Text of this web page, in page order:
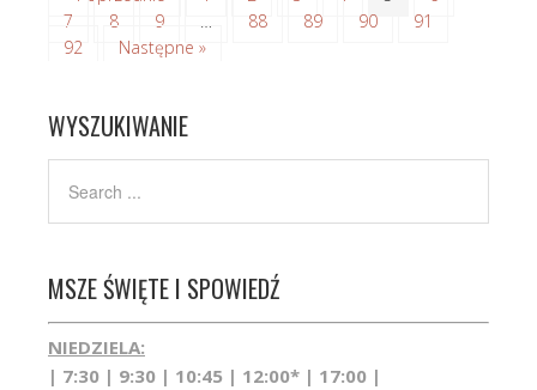
7
8 9 … 88 89 90
91
92
Następne »
WYSZUKIWANIE
MSZE ŚWIĘTE I SPOWIEDŹ
NIEDZIELA:
| 7:30 | 9:30 | 10:45 | 12:00* | 17:00 |